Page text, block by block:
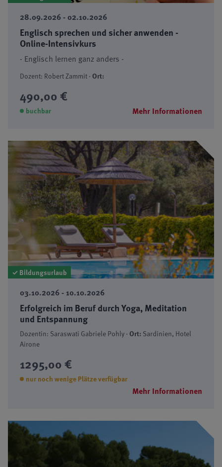
28.09.2026 - 02.10.2026
Englisch sprechen und sicher anwenden -
Online-Intensivkurs
- Englisch lernen ganz anders -
Dozent: Robert Zammit ·Ort:
490,00 €
buchbar Mehr Informationen
✓ Bildungsurlaub
03.10.2026 - 10.10.2026
Erfolgreich im Beruf durch Yoga, Meditation
und Entspannung
Dozentin: Saraswati Gabriele Pohly ·Ort: Sardinien, Hotel
Airone
1295,00 €
nur noch wenige Plätze verfügbar
Mehr Informationen